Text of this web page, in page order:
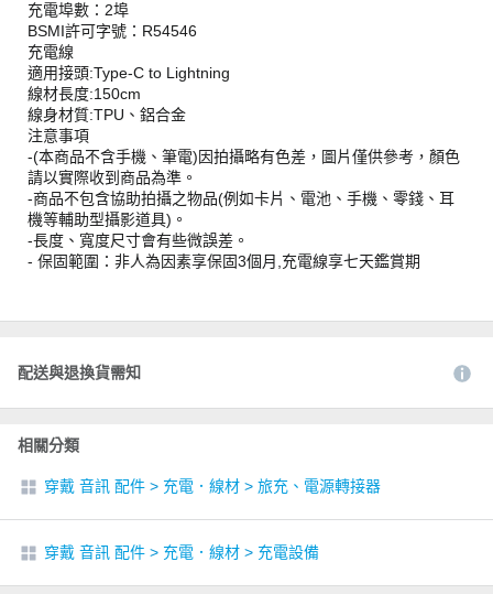
充電埠數：2埠
BSMI許可字號：R54546
充電線
適用接頭:Type-C to Lightning
線材長度:150cm
線身材質:TPU、鋁合金
注意事項
-(本商品不含手機、筆電)因拍攝略有色差，圖片僅供參考，顏色
請以實際收到商品為準。
-商品不包含協助拍攝之物品(例如卡片、電池、手機、零錢、耳
機等輔助型攝影道具)。
-長度、寬度尺寸會有些微誤差。
- 保固範圍：非人為因素享保固3個月,充電線享七天鑑賞期
配送與退換貨需知
相關分類
穿戴 音訊 配件 > 充電．線材 > 旅充、電源轉接器
穿戴 音訊 配件 > 充電．線材 > 充電設備